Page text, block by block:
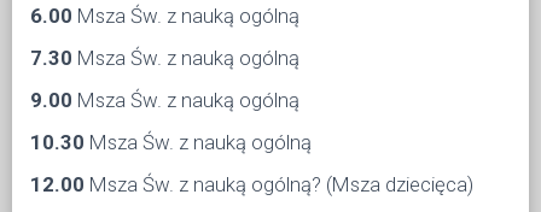
6.00 Msza Św. z nauką ogólną
7.30 Msza Św. z nauką ogólną
9.00 Msza Św. z nauką ogólną
10.30 Msza Św. z nauką ogólną
12.00 Msza Św. z nauką ogólną? (Msza dziecięca)